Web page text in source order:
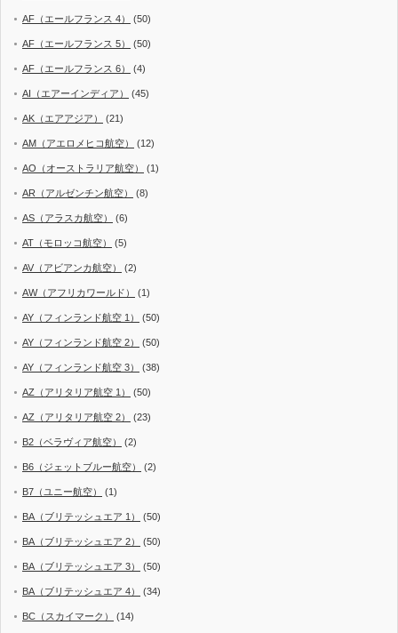
AF（エールフランス 4） (50)
AF（エールフランス 5） (50)
AF（エールフランス 6） (4)
AI（エアーインディア） (45)
AK（エアアジア） (21)
AM（アエロメヒコ航空） (12)
AO（オーストラリア航空） (1)
AR（アルゼンチン航空） (8)
AS（アラスカ航空） (6)
AT（モロッコ航空） (5)
AV（アビアンカ航空） (2)
AW（アフリカワールド） (1)
AY（フィンランド航空 1） (50)
AY（フィンランド航空 2） (50)
AY（フィンランド航空 3） (38)
AZ（アリタリア航空 1） (50)
AZ（アリタリア航空 2） (23)
B2（ベラヴィア航空） (2)
B6（ジェットブルー航空） (2)
B7（ユニー航空） (1)
BA（ブリテッシュエア 1） (50)
BA（ブリテッシュエア 2） (50)
BA（ブリテッシュエア 3） (50)
BA（ブリテッシュエア 4） (34)
BC（スカイマーク） (14)